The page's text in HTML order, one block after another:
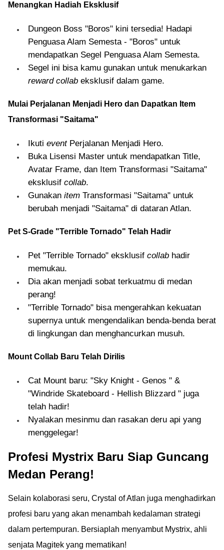
Menangkan Hadiah Eksklusif
Dungeon Boss "Boros" kini tersedia! Hadapi
Penguasa Alam Semesta - "Boros" untuk
mendapatkan Segel Penguasa Alam Semesta.
Segel ini bisa kamu gunakan untuk menukarkan
reward collab eksklusif dalam game.
Mulai Perjalanan Menjadi Hero dan Dapatkan Item
Transformasi "Saitama"
Ikuti eventPerjalanan Menjadi Hero.
Buka Lisensi Master untuk mendapatkan Title,
Avatar Frame, dan Item Transformasi "Saitama"
eksklusif collab.
Gunakan item Transformasi "Saitama" untuk
berubah menjadi "Saitama" di dataran Atlan.
Pet S-Grade "Terrible Tornado" Telah Hadir
Pet "Terrible Tornado" eksklusif collab hadir
memukau.
Dia akan menjadi sobat terkuatmu di medan
perang!
"Terrible Tornado" bisa mengerahkan kekuatan
supernya untuk mengendalikan benda-benda berat
di lingkungan dan menghancurkan musuh.
Mount Collab Baru Telah Dirilis
Cat Mount baru: "Sky Knight - Genos " &
"Windride Skateboard - Hellish Blizzard " juga
telah hadir!
Nyalakan mesinmu dan rasakan deru api yang
menggelegar!
Profesi Mystrix Baru Siap Guncang
Medan Perang!
Selain kolaborasi seru, Crystal of Atlan juga menghadirkan
profesi baru yang akan menambah kedalaman strategi
dalam pertempuran. Bersiaplah menyambut Mystrix, ahli
senjata Magitek yang mematikan!